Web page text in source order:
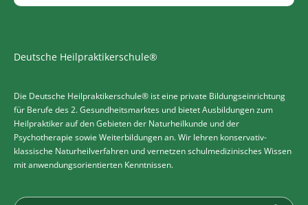
Deutsche Heilpraktikerschule®
Die Deutsche Heilpraktikerschule® ist eine private Bildungseinrichtung
für Berufe des 2. Gesundheitsmarktes und bietet Ausbildungen zum
Heilpraktiker auf den Gebieten der Naturheilkunde und der
Psychotherapie sowie Weiterbildungen an. Wir lehren konservativ-
klassische Naturheilverfahren und vernetzen schulmedizinisches Wissen
mit anwendungsorientierten Kenntnissen.